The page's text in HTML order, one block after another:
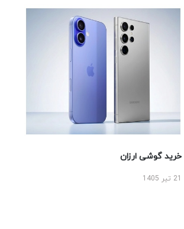
خرید گوشی ارزان